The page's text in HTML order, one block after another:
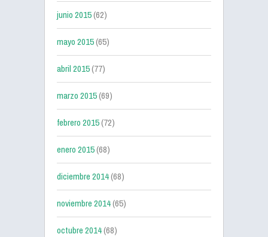
junio 2015(62)
mayo 2015(65)
abril 2015(77)
marzo 2015(69)
febrero 2015(72)
enero 2015(68)
diciembre 2014(68)
noviembre 2014(65)
octubre 2014(68)